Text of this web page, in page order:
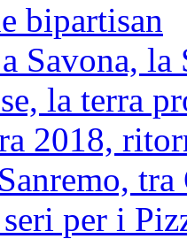
bipartisan
Savona, la
la terra
2018,
per i